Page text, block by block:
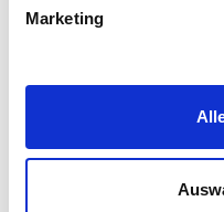
Marketing
Bereits